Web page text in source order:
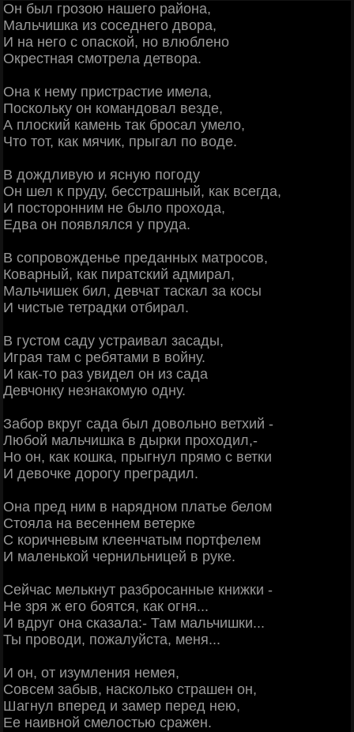
Он был грозою нашего района,
Мальчишка из соседнего двора,
И на него с опаской, но влюблено
Окрестная смотрела детвора.
Она к нему пристрастие имела,
Поскольку он командовал везде,
А плоский камень так бросал умело,
Что тот, как мячик, прыгал по воде.
В дождливую и ясную погоду
Он шел к пруду, бесстрашный, как всегда,
И посторонним не было прохода,
Едва он появлялся у пруда.
В сопровожденье преданных матросов,
Коварный, как пиратский адмирал,
Мальчишек бил, девчат таскал за косы
И чистые тетрадки отбирал.
В густом саду устраивал засады,
Играя там с ребятами в войну.
И как-то раз увидел он из сада
Девчонку незнакомую одну.
Забор вкруг сада был довольно ветхий -
Любой мальчишка в дырки проходил,-
Но он, как кошка, прыгнул прямо с ветки
И девочке дорогу преградил.
Она пред ним в нарядном платье белом
Стояла на весеннем ветерке
С коричневым клеенчатым портфелем
И маленькой чернильницей в руке.
Сейчас мелькнут разбросанные книжки -
Не зря ж его боятся, как огня...
И вдруг она сказала:- Там мальчишки...
Ты проводи, пожалуйста, меня...
И он, от изумления немея,
Совсем забыв, насколько страшен он,
Шагнул вперед и замер перед нею,
Ее наивной смелостью сражен.